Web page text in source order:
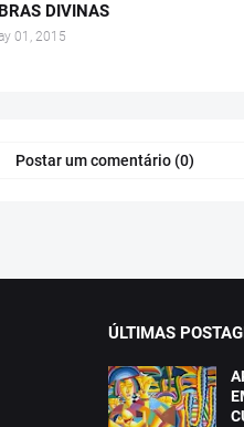
DIVINAS
01, 2015
Postar um comentário (0)
ÚLTIMAS